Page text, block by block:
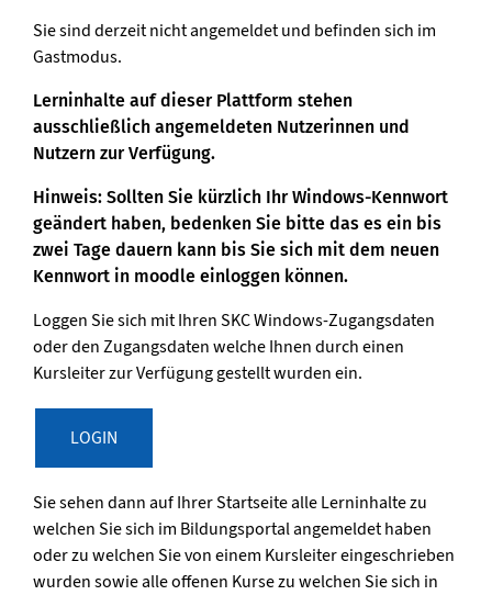
Sie sind derzeit nicht angemeldet und befinden sich im
Gastmodus.
Lerninhalte auf dieser Plattform stehen
ausschließlich angemeldeten Nutzerinnen und
Nutzern zur Verfügung.
Hinweis: Sollten Sie kürzlich Ihr Windows-Kennwort
geändert haben, bedenken Sie bitte das es ein bis
zwei Tage dauern kann bis Sie sich mit dem neuen
Kennwort in moodle einloggen können.
Loggen Sie sich mit Ihren SKC Windows-Zugangsdaten
oder den Zugangsdaten welche Ihnen durch einen
Kursleiter zur Verfügung gestellt wurden ein.
LOGIN
Sie sehen dann auf Ihrer Startseite alle Lerninhalte zu
welchen Sie sich im Bildungsportal angemeldet haben
oder zu welchen Sie von einem Kursleiter eingeschrieben
wurden sowie alle offenen Kurse zu welchen Sie sich in